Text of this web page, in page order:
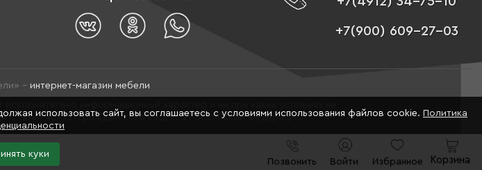
+7(900) 609-27-03
– интернет-магазин мебели
437 (2) Гражданского кодекса Российской Федерации.
использовать сайт, вы соглашаетесь с условиями использования файлов cookie. Политика
куки
Позвонить Войти Избранное Корзина